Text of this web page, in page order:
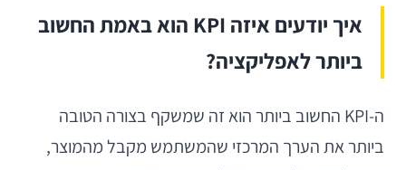
איך יודעים איזה KPI הוא באמת החשוב
ביותר לאפליקציה?
ה-KPI החשוב ביותר הוא זה שמשקף בצורה הטובה
ביותר את הערך המרכזי שהמשתמש מקבל מהמוצר,